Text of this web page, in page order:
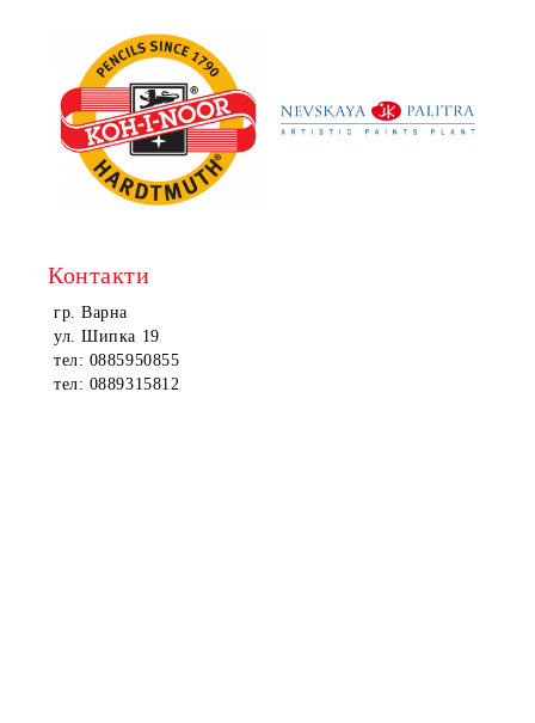
Контакти
гр. Варна
ул. Шипка 19
тел: 0885950855
тел: 0889315812